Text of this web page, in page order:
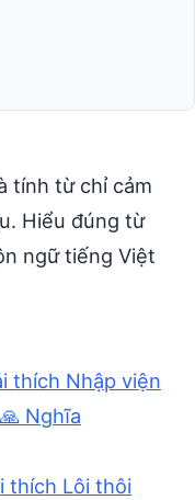
tính từ chỉ cảm
Hiểu đúng từ
ngữ tiếng Việt
thích Nhập viện
Nghĩa
thích Lôi thôi